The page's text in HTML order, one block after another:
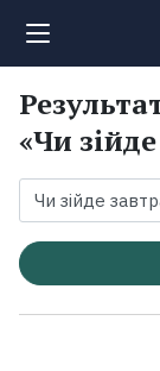
Поиск
Новости
Рейтинги
«Чи